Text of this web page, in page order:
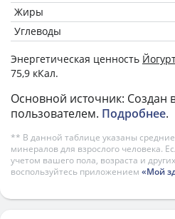
Жиры
Углеводы
Энергетическая ценность
75,9 кКал.
Основной источник: Создан
пользователем. Подробнее.
** В данной таблице указаны
минералов для взрослого человека.
учетом вашего пола, возраста и
воспользуйтесь приложением «Мой